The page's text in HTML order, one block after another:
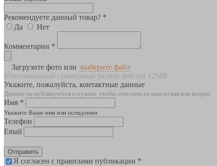
Рекомендуете данный товар? *
Да
Нет
Комментарии *
Загрузите фото или выберите файл
Максимальный суммарный размер файлов 12MB
Укажите, пожалуйста, контактные данные
Данные не публикуются и нужны, чтобы ответить на ваш отзыв или вопрос
Имя *
Укажите Ваше имя или псевдоним
Телефон
Email
Отправить
Я согласен с правилами публикации *